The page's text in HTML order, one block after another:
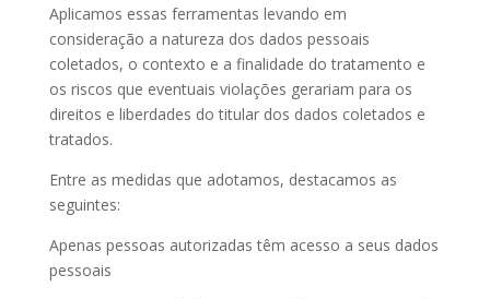
Aplicamos essas ferramentas levando em
consideração a natureza dos dados pessoais
coletados, o contexto e a finalidade do tratamento e
os riscos que eventuais violações gerariam para os
direitos e liberdades do titular dos dados coletados e
tratados.
Entre as medidas que adotamos, destacamos as
seguintes:
Apenas pessoas autorizadas têm acesso a seus dados
pessoais